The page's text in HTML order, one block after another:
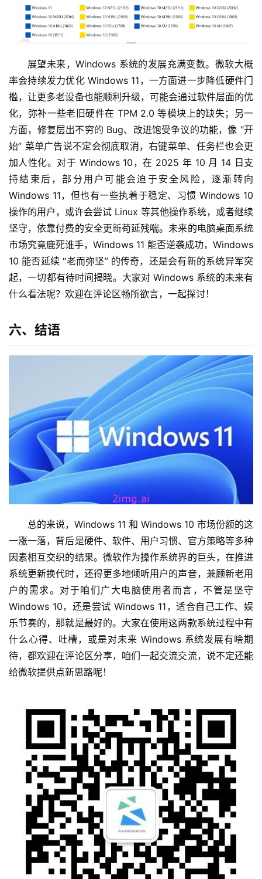
展望未来，Windows 系统的发展充满变数。微软大概
率会持续发力优化 Windows 11，一方面进一步降低硬件门
槛，让更多老设备也能顺利升级，可能会通过软件层面的优
化，弥补一些老旧硬件在 TPM 2.0 等模块上的缺失；另一
方面，修复层出不穷的 Bug、改进饱受争议的功能，像 “开
始” 菜单广告说不定会彻底取消，右键菜单、任务栏也会更
加人性化。对于 Windows 10，在 2025 年 10 月 14 日支
持结束后，部分用户可能会迫于安全风险，逐渐转向
Windows 11，但也有一些执着于稳定、习惯 Windows 10
操作的用户，或许会尝试 Linux 等其他操作系统，或者继续
坚守，依靠付费的安全更新苟延残喘。未来的电脑桌面系统
市场究竟鹿死谁手，Windows 11 能否逆袭成功，Windows
10 能否延续 “老而弥坚” 的传奇，还是会有新的系统异军突
起，一切都有待时间揭晓。大家对 Windows 系统的未来有
什么看法呢？欢迎在评论区畅所欲言，一起探讨！
六、结语
总的来说，Windows 11 和 Windows 10 市场份额的这
一涨一落，背后是硬件、软件、用户习惯、官方策略等多种
因素相互交织的结果。微软作为操作系统界的巨头，在推进
系统更新换代时，还得更多地倾听用户的声音，兼顾新老用
户的需求。对于咱们广大电脑使用者而言，不管是坚守
Windows 10，还是尝试 Windows 11，适合自己工作、娱
乐节奏的，那就是最好的。大家在使用这两款系统过程中有
什么心得、吐槽，或是对未来 Windows 系统发展有啥期
待，都欢迎在评论区分享，咱们一起交流交流，说不定还能
给微软提供点新思路呢！